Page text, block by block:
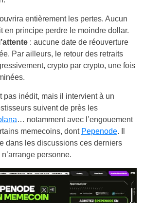
entièrement les pertes. Aucun
en principe perdre le moindre dollar.
l’attente : aucune date de réouverture
Par ailleurs, le retour des retraits
crypto par crypto, une fois
pas inédit, mais il intervient à un
suivent de près les
… notamment avec l’engouement
memecoins, dont Pepenode. Il
dans les discussions ces derniers
personne.